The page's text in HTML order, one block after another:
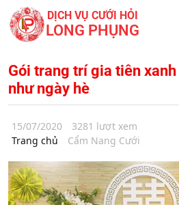
DỊCH VỤ CƯỚI HỎI
LONG PHỤNG
Gói trang trí gia tiên
như ngày hè
15/07/2020
3281 lượt xem
Trang chủ
Cẩm Nang Cưới